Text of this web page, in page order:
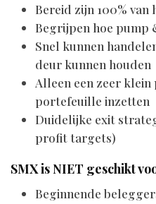
Bereid zijn 100%
Begrijpen hoe pump
Snel kunnen
deur kunnen houden
Alleen een zeer klein
portefeuille inzetten
Duidelijke exit
profit targets)
SMX is NIET geschikt
Beginnende